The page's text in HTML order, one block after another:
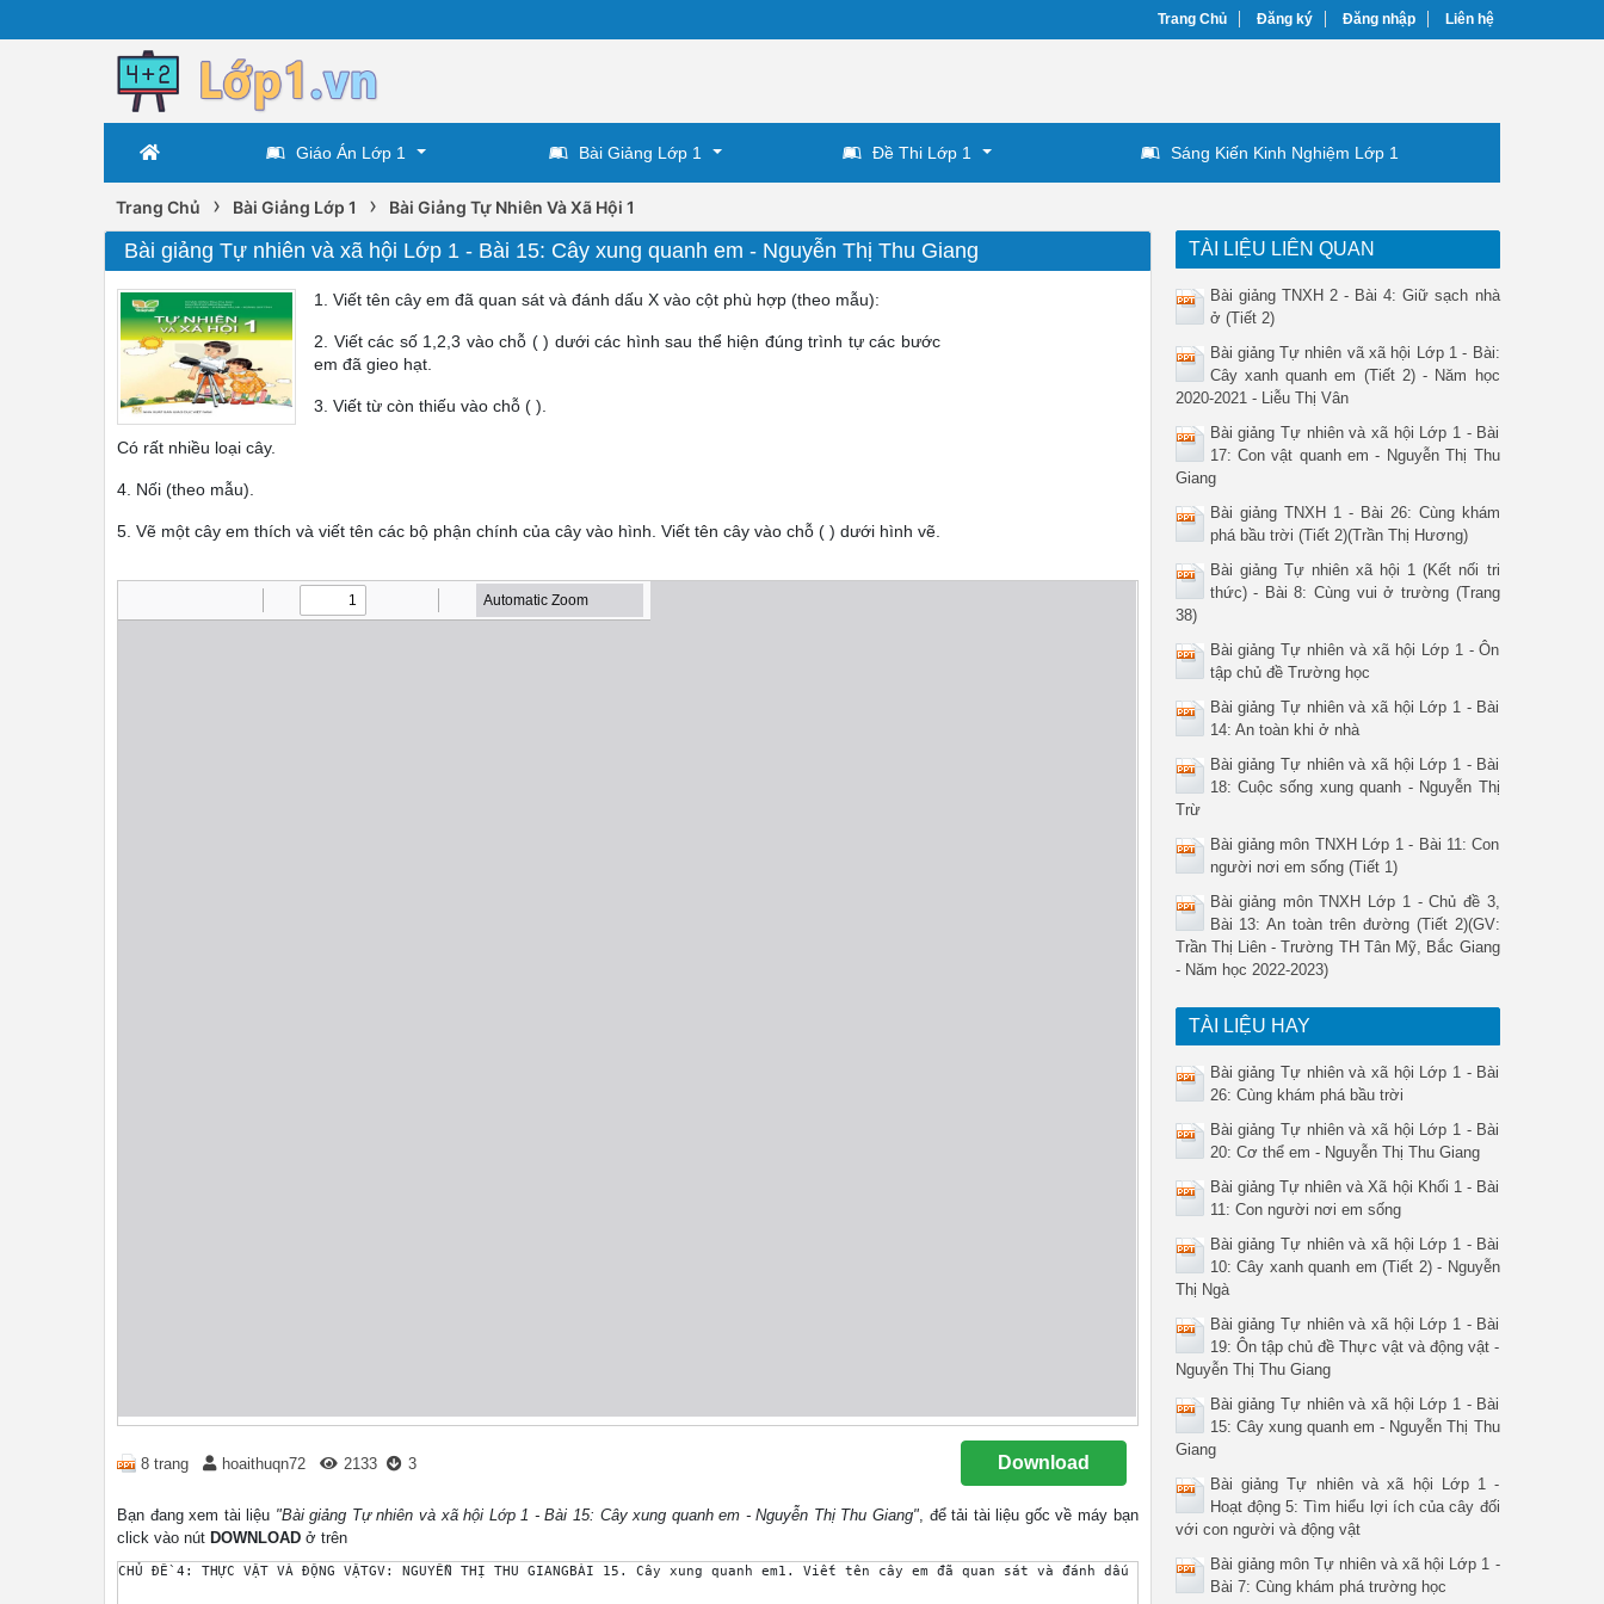
Trang Chủ Đăng ký Đăng nhập Liên hệ
Giáo Án Lớp 1 Bài Giảng Lớp 1 Đề Thi Lớp 1 Sáng Kiến Kinh Nghiệm Lớp 1
Trang Chủ › Bài Giảng Lớp 1 › Bài Giảng Tự Nhiên Và Xã Hội 1
Bài giảng Tự nhiên và xã hội Lớp 1 - Bài 15: Cây xung quanh em - Nguyễn Thị Thu Giang
1. Viết tên cây em đã quan sát và đánh dấu X vào cột phù hợp (theo mẫu):
2. Viết các số 1,2,3 vào chỗ ( ) dưới các hình sau thể hiện đúng trình tự các bước
em đã gieo hạt.
3. Viết từ còn thiếu vào chỗ ( ).
Có rất nhiều loại cây.
4. Nối (theo mẫu).
5. Vẽ một cây em thích và viết tên các bộ phận chính của cây vào hình. Viết tên cây vào chỗ ( ) dưới hình vẽ.
8 trang hoaithuqn72 2133 3 Download
Bạn đang xem tài liệu "Bài giảng Tự nhiên và xã hội Lớp 1 - Bài 15: Cây xung quanh em - Nguyễn Thị Thu Giang", để tải tài liệu gốc về máy bạn
click vào nút DOWNLOAD ở trên
CHỦ ĐỀ 4: THỰC VẬT VÀ ĐỘNG VẬTGV: NGUYỄN THỊ THU GIANGBÀI 15. Cây xung quanh em1. Viết tên cây em đã quan sát và đánh dấu X vào cột phù hợp (theo mẫu):STTTên
TÀI LIỆU LIÊN QUAN
Bài giảng TNXH 2 - Bài 4: Giữ sạch nhà
ở (Tiết 2)
Bài giảng Tự nhiên vã xã hội Lớp 1 - Bài:
Cây xanh quanh em (Tiết 2) - Năm học
2020-2021 - Liễu Thị Vân
Bài giảng Tự nhiên và xã hội Lớp 1 - Bài
17: Con vật quanh em - Nguyễn Thị Thu
Giang
Bài giảng TNXH 1 - Bài 26: Cùng khám
phá bầu trời (Tiết 2)(Trần Thị Hương)
Bài giảng Tự nhiên xã hội 1 (Kết nối tri
thức) - Bài 8: Cùng vui ở trường (Trang
38)
Bài giảng Tự nhiên và xã hội Lớp 1 - Ôn
tập chủ đề Trường học
Bài giảng Tự nhiên và xã hội Lớp 1 - Bài
14: An toàn khi ở nhà
Bài giảng Tự nhiên và xã hội Lớp 1 - Bài
18: Cuộc sống xung quanh - Nguyễn Thị
Trừ
Bài giảng môn TNXH Lớp 1 - Bài 11: Con
người nơi em sống (Tiết 1)
Bài giảng môn TNXH Lớp 1 - Chủ đề 3,
Bài 13: An toàn trên đường (Tiết 2)(GV:
Trần Thị Liên - Trường TH Tân Mỹ, Bắc Giang
- Năm học 2022-2023)
TÀI LIỆU HAY
Bài giảng Tự nhiên và xã hội Lớp 1 - Bài
26: Cùng khám phá bầu trời
Bài giảng Tự nhiên và xã hội Lớp 1 - Bài
20: Cơ thể em - Nguyễn Thị Thu Giang
Bài giảng Tự nhiên và Xã hội Khối 1 - Bài
11: Con người nơi em sống
Bài giảng Tự nhiên và xã hội Lớp 1 - Bài
10: Cây xanh quanh em (Tiết 2) - Nguyễn
Thị Ngà
Bài giảng Tự nhiên và xã hội Lớp 1 - Bài
19: Ôn tập chủ đề Thực vật và động vật -
Nguyễn Thị Thu Giang
Bài giảng Tự nhiên và xã hội Lớp 1 - Bài
15: Cây xung quanh em - Nguyễn Thị Thu
Giang
Bài giảng Tự nhiên và xã hội Lớp 1 -
Hoạt động 5: Tìm hiểu lợi ích của cây đối
với con người và động vật
Bài giảng môn Tự nhiên và xã hội Lớp 1 -
Bài 7: Cùng khám phá trường học